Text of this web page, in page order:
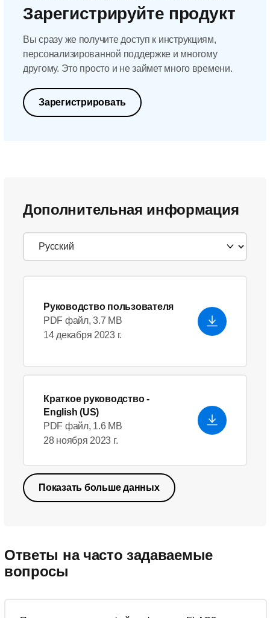
Зарегистрируйте продукт
Вы сразу же получите доступ к инструкциям,
персонализированной поддержке и многому
другому. Это просто и не займет много времени.
Зарегистрировать
Дополнительная информация
Руководство пользователя
PDF файл, 3.7 MB
14 декабря 2023 г.
Краткое руководство-
English (US)
PDF файл, 1.6 MB
28 ноября 2023 г.
Показать больше данных
Ответы на часто задаваемые
вопросы